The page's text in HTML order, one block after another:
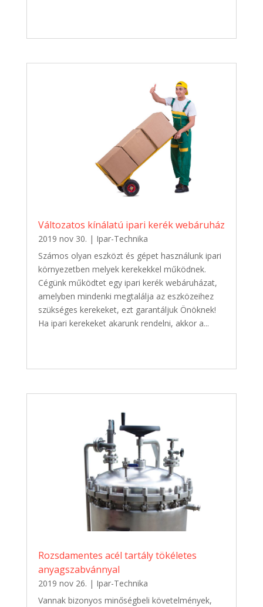
Változatos kínálatú ipari kerék webáruház
2019 nov 30. | Ipar-Technika
Számos olyan eszközt és gépet használunk ipari
környezetben melyek kerekekkel működnek.
Cégünk működtet egy ipari kerék webáruházat,
amelyben mindenki megtalálja az eszközeihez
szükséges kerekeket, ezt garantáljuk Önöknek!
Ha ipari kerekeket akarunk rendelni, akkor a...
Rozsdamentes acél tartály tökéletes
anyagszabvánnyal
2019 nov 26. | Ipar-Technika
Vannak bizonyos minőségbeli követelmények,